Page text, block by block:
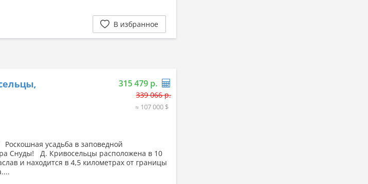
В избранное
315 479 р.
339 066 р.
≈ 107 000 $
усадьба в заповедной
Снуды! Д. Кривосельцы расположена в 10
и находится в 4,5 километрах от границы